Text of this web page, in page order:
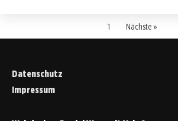
1 Nächste »
Datenschutz
Impressum